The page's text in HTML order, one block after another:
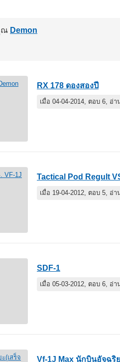
ณ Demon
RX 178 ดองสองปี
เมื่อ 04-04-2014, ตอบ 6, อ่า
Tactical Pod Regult
เมื่อ 19-04-2012, ตอบ 5, อ่า
SDF-1
เมื่อ 05-03-2012, ตอบ 6, อ่า
Vf-1J Max นักบินอัจฉริ